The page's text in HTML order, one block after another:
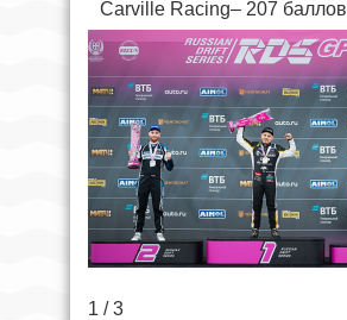
Carville Racing– 207 баллов
1 / 3